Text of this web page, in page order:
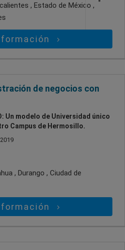
, Estado de México ,
de negocios con
Un modelo de Universidad único
Campus de Hermosillo.
, Durango , Ciudad de